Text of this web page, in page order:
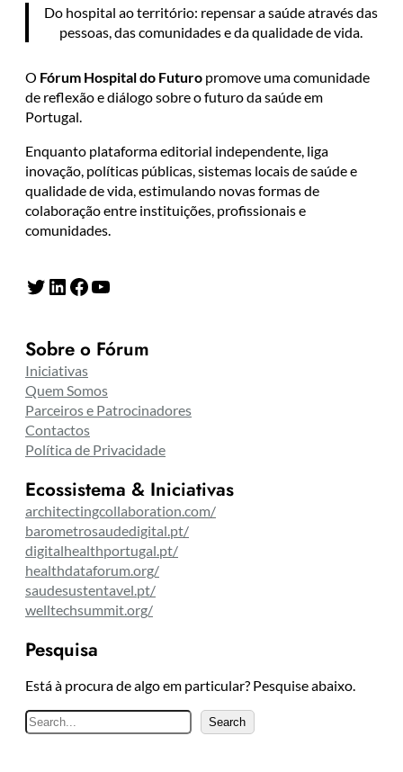
Do hospital ao território: repensar a saúde através das
pessoas, das comunidades e da qualidade de vida.
O Fórum Hospital do Futuro promove uma comunidade
de reflexão e diálogo sobre o futuro da saúde em
Portugal.
Enquanto plataforma editorial independente, liga
inovação, políticas públicas, sistemas locais de saúde e
qualidade de vida, estimulando novas formas de
colaboração entre instituições, profissionais e
comunidades.
Twitter LinkedIn Facebook YouTube
Sobre o Fórum
Iniciativas
Quem Somos
Parceiros e Patrocinadores
Contactos
Política de Privacidade
Ecossistema & Iniciativas
architectingcollaboration.com/
barometrosaudedigital.pt/
digitalhealthportugal.pt/
healthdataforum.org/
saudesustentavel.pt/
welltechsummit.org/
Pesquisa
Está à procura de algo em particular? Pesquise abaixo.
e
Search